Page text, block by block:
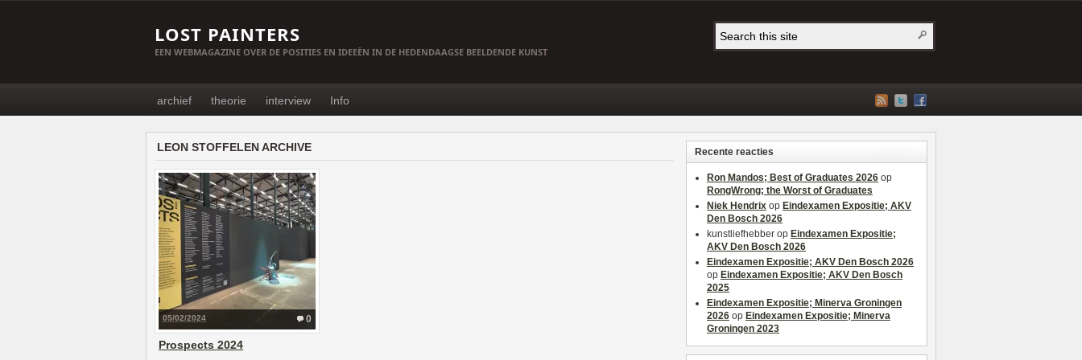
LOST PAINTERS
EEN WEBMAGAZINE OVER DE POSITIES EN IDEEËN IN DE HEDENDAAGSE BEELDENDE KUNST
archief theorie interview Info
LEON STOFFELEN ARCHIVE
0
05/02/2024
Prospects 2024
Recente reacties
Ron Mandos; Best of Graduates 2026 op
RongWrong; the Worst of Graduates
Niek Hendrix op Eindexamen Expositie; AKV
Den Bosch 2026
kunstliefhebber op Eindexamen Expositie;
AKV Den Bosch 2026
Eindexamen Expositie; AKV Den Bosch 2026
op Eindexamen Expositie; AKV Den Bosch
2025
Eindexamen Expositie; Minerva Groningen
2026 op Eindexamen Expositie; Minerva
Groningen 2023